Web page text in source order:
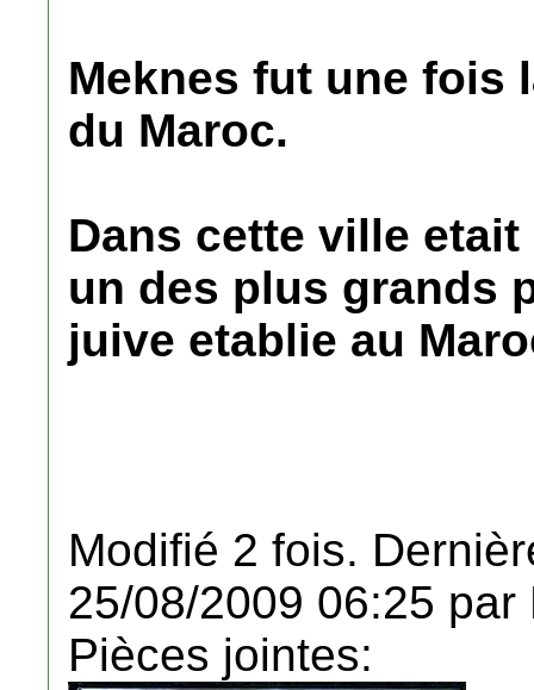
Meknes fut une fois
du Maroc.
Dans cette ville
un des plus grands
juive etablie au
Modifié 2 fois.
25/08/2009 06:25 par
Pièces jointes: